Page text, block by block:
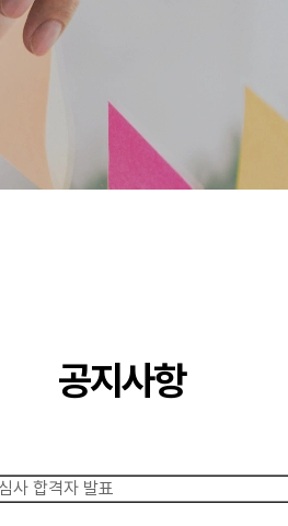
공지사항
사 합격자 발표